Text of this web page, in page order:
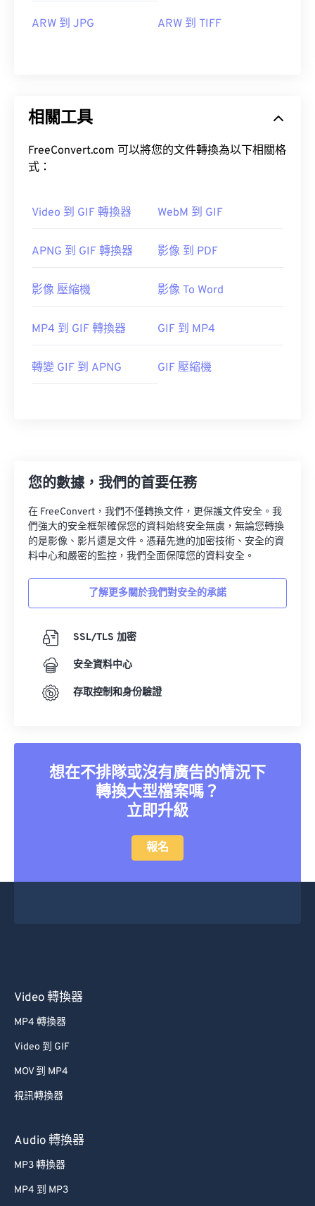
ARW 到 JPG ARW 到 TIFF
相關工具
FreeConvert.com 可以將您的文件轉換為以下相關格
式：
Video 到 GIF 轉換器 WebM 到 GIF
APNG 到 GIF 轉換器 影像 到 PDF
影像 壓縮機 影像 To Word
MP4 到 GIF 轉換器 GIF 到 MP4
轉變 GIF 到 APNG GIF 壓縮機
您的數據，我們的首要任務
在 FreeConvert，我們不僅轉換文件，更保護文件安全。我
們強大的安全框架確保您的資料始終安全無虞，無論您轉換
的是影像、影片還是文件。憑藉先進的加密技術、安全的資
料中心和嚴密的監控，我們全面保障您的資料安全。
了解更多關於我們對安全的承諾
SSL/TLS 加密
安全資料中心
存取控制和身份驗證
想在不排隊或沒有廣告的情況下
轉換大型檔案嗎？
立即升級
報名
Video 轉換器
MP4 轉換器
Video 到 GIF
MOV 到 MP4
視訊轉換器
Audio 轉換器
MP3 轉換器
MP4 到 MP3